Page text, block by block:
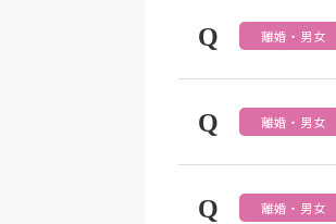
Q 離婚・男女
Q 離婚・男女
Q 離婚・男女